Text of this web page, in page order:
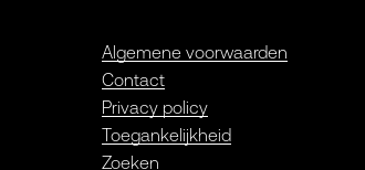
Algemene voorwaarden
Contact
Privacy policy
Toegankelijkheid
Zoeken